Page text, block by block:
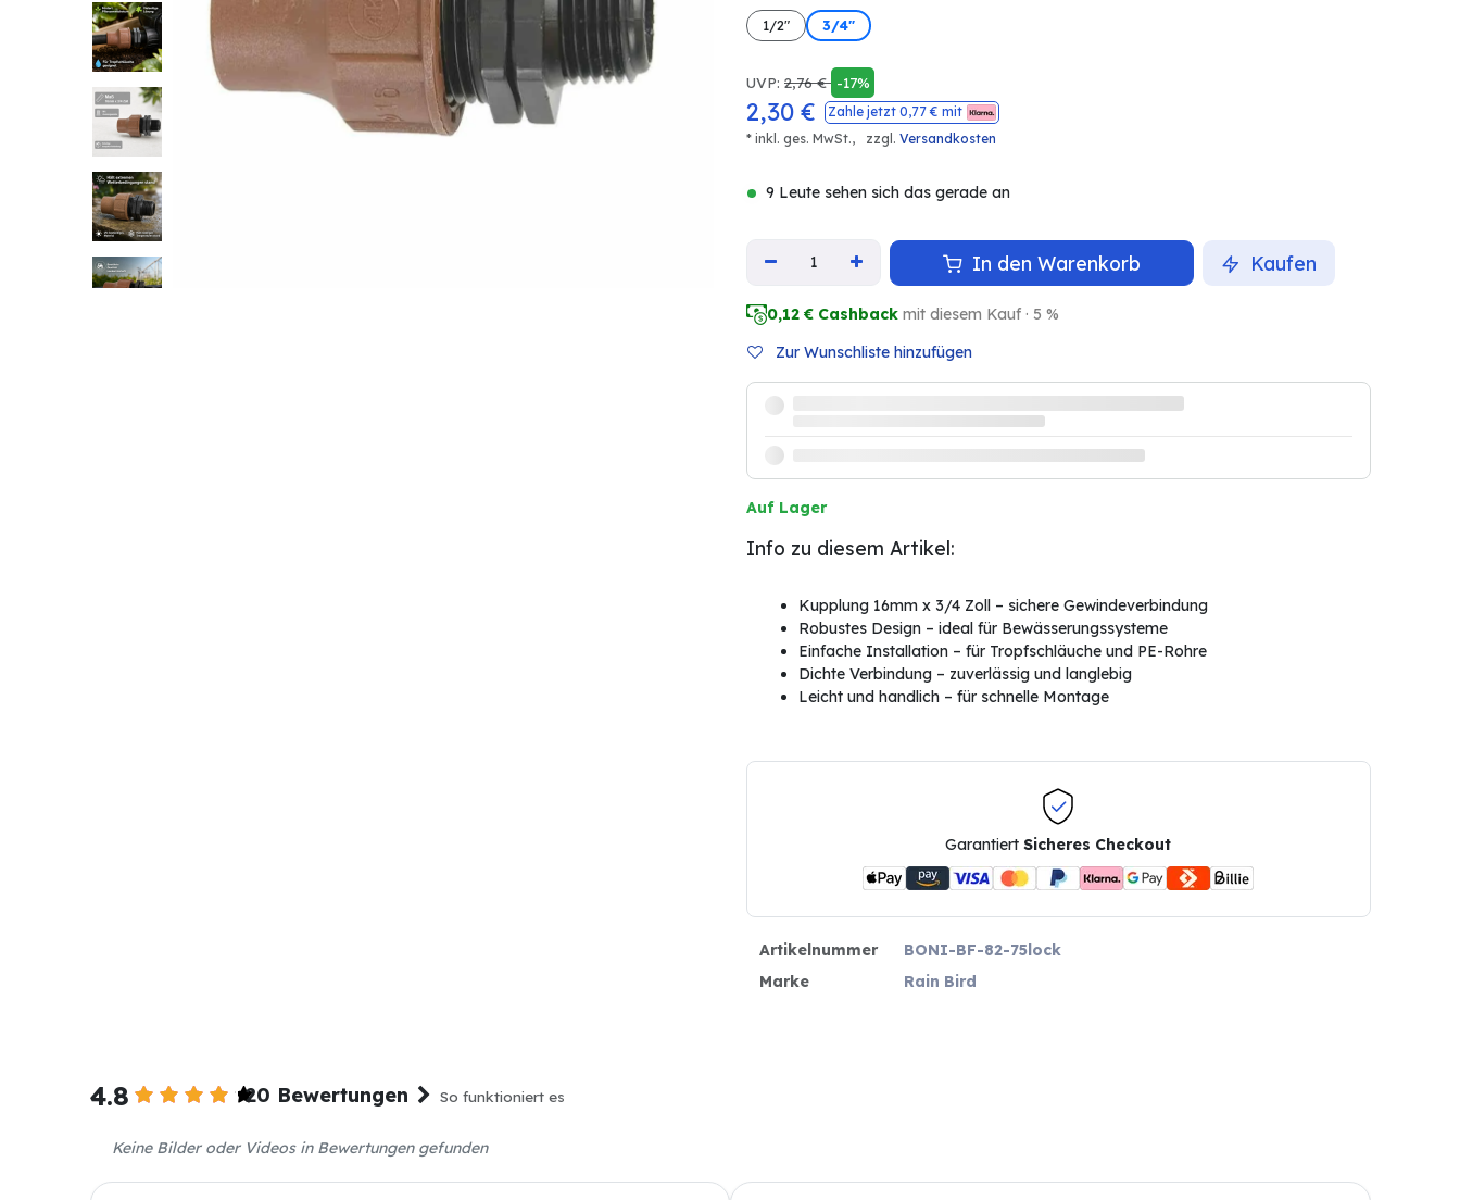
1/2" 3/4"
UVP: 2,76€ -17%
2,30 € Zahle jetzt 0,77€ mit
* inkl. ges. MwSt.,
zzgl. Versandkosten
9 Leute sehen sich das gerade an
In den Warenkorb Kaufen
0,12 € Cashback mit diesem Kauf · 5 %
Zur Wunschliste hinzufügen
Auf Lager
Info zu diesem Artikel:
Kupplung 16mm x 3/4 Zoll – sichere Gewindeverbindung
Robustes Design – ideal für Bewässerungssysteme
Einfache Installation – für Tropfschläuche und PE-Rohre
Dichte Verbindung – zuverlässig und langlebig
Leicht und handlich – für schnelle Montage
GarantiertSicheres Checkout
Artikelnummer
BONI-BF-82-75lock
Marke
Rain Bird
4.8 20 Bewertungen So funktioniert es
Keine Bilder oder Videos in Bewertungen gefunden